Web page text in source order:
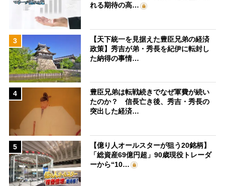
れる期待の高…
3
【天下統一を見据えた豊臣兄弟の経済
政策】秀吉が弟・秀長を紀伊に転封し
た納得の事情…
4
豊臣兄弟は転戦続きでなぜ軍費が続い
たのか？ 信長亡き後、秀吉・秀長の
突出した経済…
5
【億り人オールスターが狙う20銘柄】
「総資産69億円超」90歳現役トレーダ
ーから“10…